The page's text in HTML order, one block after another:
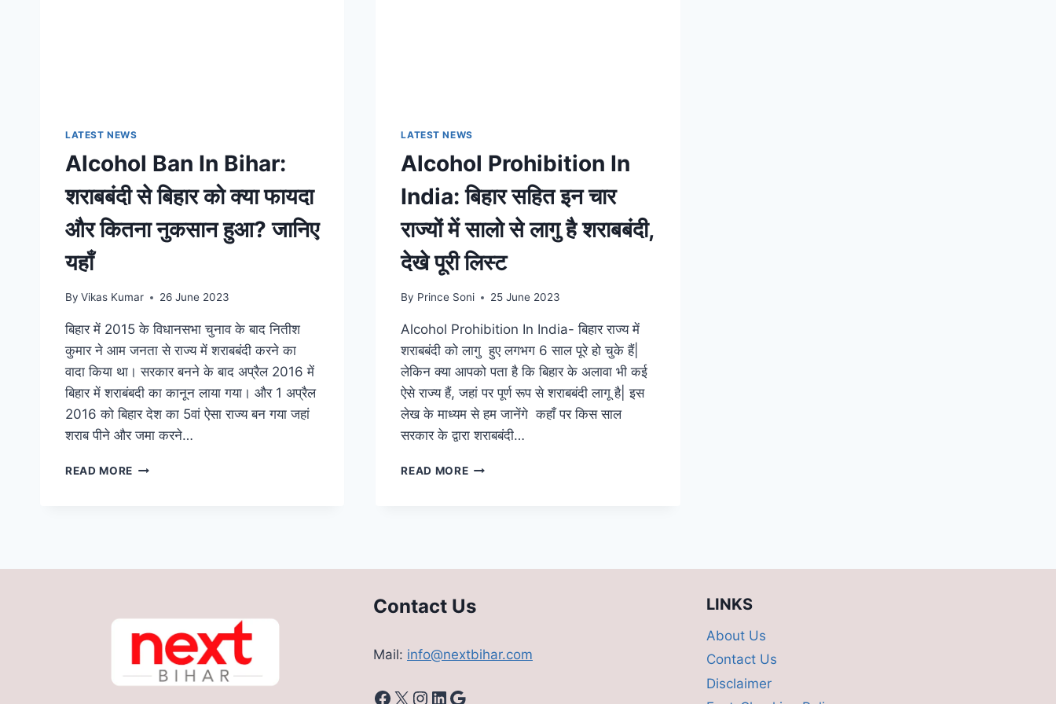
LATEST NEWS
Alcohol Ban In Bihar:
शराबबंदी से बिहार को क्या फायदा
और कितना नुकसान हुआ? जानिए
यहाँ
By Vikas Kumar 26 June 2023
बिहार में 2015 के विधानसभा चुनाव के बाद नितीश
कुमार ने आम जनता से राज्य में शराबबंदी करने का
वादा किया था। सरकार बनने के बाद अप्रैल 2016 में
बिहार में शराबंबदी का कानून लाया गया। और 1 अप्रैल
2016 को बिहार देश का 5वां ऐसा राज्य बन गया जहां
शराब पीने और जमा करने…
READ MORE ALCOHOL
बिहार
और
कितना
नुकसान
LATEST NEWS
Alcohol Prohibition In
India: बिहार सहित इन चार
राज्यों में सालो से लागु है शराबबंदी,
देखे पूरी लिस्ट
By Prince Soni 25 June 2023
Alcohol Prohibition In India- बिहार राज्य में
शराबबंदी को लागु हुए लगभग 6 साल पूरे हो चुके हैं|
लेकिन क्या आपको पता है कि बिहार के अलावा भी कई
ऐसे राज्य हैं, जहां पर पूर्ण रूप से शराबबंदी लागू है| इस
लेख के माध्यम से हम जानेंगे कहाँ पर किस साल
सरकार के द्वारा शराबबंदी…
READ MOREALCOHOL
इन
राज्यों
में
से
लागु
Contact Us
Mail: info@nextbihar.com
Facebook
X Instagram
LinkedIn
Google
LINKS
About Us
Contact Us
Disclaimer